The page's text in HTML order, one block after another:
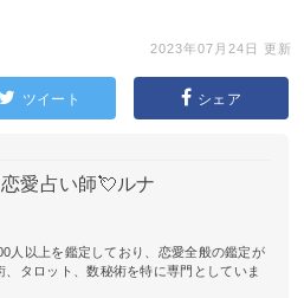
2023年07月24日 更新
ツイート シェア
愛占い師💘ルナ
人以上を鑑定しており、恋愛全般の鑑定が
、タロット、数秘術を特に専門としていま